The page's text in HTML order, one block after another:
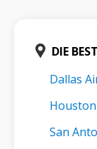
DIE
Dallas
San